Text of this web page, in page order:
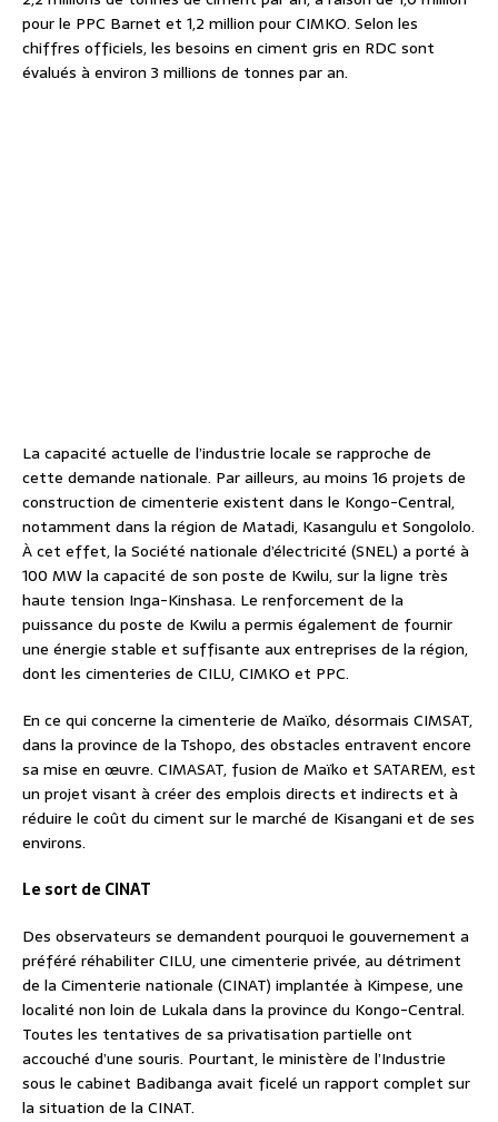
pour le PPC Barnet et 1,2 million pour CIMKO. Selon les
chiffres officiels, les besoins en ciment gris en RDC sont
évalués à environ 3 millions de tonnes par an.
La capacité actuelle de l’industrie locale se rapproche de
cette demande nationale. Par ailleurs, au moins 16 projets de
construction de cimenterie existent dans le Kongo-Central,
notamment dans la région de Matadi, Kasangulu et Songololo.
À cet effet, la Société nationale d’électricité (SNEL) a porté à
100 MW la capacité de son poste de Kwilu, sur la ligne très
haute tension Inga-Kinshasa. Le renforcement de la
puissance du poste de Kwilu a permis également de fournir
une énergie stable et suffisante aux entreprises de la région,
dont les cimenteries de CILU, CIMKO et PPC.
En ce qui concerne la cimenterie de Maïko, désormais CIMSAT,
dans la province de la Tshopo, des obstacles entravent encore
sa mise en œuvre. CIMASAT, fusion de Maïko et SATAREM, est
un projet visant à créer des emplois directs et indirects et à
réduire le coût du ciment sur le marché de Kisangani et de ses
environs.
Le sort de CINAT
Des observateurs se demandent pourquoi le gouvernement a
préféré réhabiliter CILU, une cimenterie privée, au détriment
de la Cimenterie nationale (CINAT) implantée à Kimpese, une
localité non loin de Lukala dans la province du Kongo-Central.
Toutes les tentatives de sa privatisation partielle ont
accouché d’une souris. Pourtant, le ministère de l’Industrie
sous le cabinet Badibanga avait ficelé un rapport complet sur
la situation de la CINAT.